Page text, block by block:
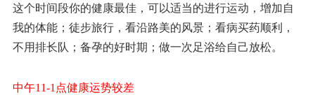
这个时间段你的健康最佳，可以适当的进行运动，增加自
我的体能；徒步旅行，看沿路美的风景；看病买药顺利，
不用排长队；备孕的好时期；做一次足浴给自己放松。
中午11-1点健康运势较差